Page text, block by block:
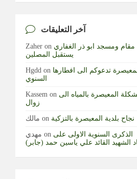
آخر التعليقات
Zaher on مقام ومسجد ابو ذر الغفاري
يستقبل المصلين
Hgdd on تدعوكم الى افطارها
السنوي
Kassem on المعيصرة بالمياه الى
زوال
مالك on نجاح بلدية المعيصرة بالتزكية
مهدي on الذكرى السنوية الاولى على
الشهيد القائد علي ياسين حمد (جابر)